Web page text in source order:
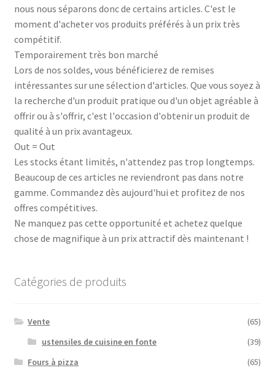
nous nous séparons donc de certains articles. C'est le
moment d'acheter vos produits préférés à un prix très
compétitif.
Temporairement très bon marché
Lors de nos soldes, vous bénéficierez de remises
intéressantes sur une sélection d'articles. Que vous soyez à
la recherche d'un produit pratique ou d'un objet agréable à
offrir ou à s'offrir, c'est l'occasion d'obtenir un produit de
qualité à un prix avantageux.
Out = Out
Les stocks étant limités, n'attendez pas trop longtemps.
Beaucoup de ces articles ne reviendront pas dans notre
gamme. Commandez dès aujourd'hui et profitez de nos
offres compétitives.
Ne manquez pas cette opportunité et achetez quelque
chose de magnifique à un prix attractif dès maintenant !
Catégories de produits
Vente
(65)
ustensiles de cuisine en fonte
(39)
Fours à pizza
(65)